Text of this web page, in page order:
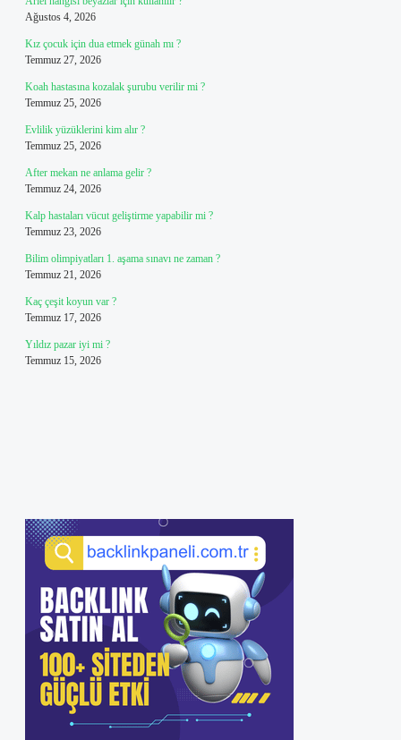
Ağustos 4, 2026
Kız çocuk için dua etmek günah mı ?
Temmuz 27, 2026
Koah hastasına kozalak şurubu verilir mi ?
Temmuz 25, 2026
Evlilik yüzüklerini kim alır ?
Temmuz 25, 2026
After mekan ne anlama gelir ?
Temmuz 24, 2026
Kalp hastaları vücut geliştirme yapabilir mi ?
Temmuz 23, 2026
Bilim olimpiyatları 1. aşama sınavı ne zaman ?
Temmuz 21, 2026
Kaç çeşit koyun var ?
Temmuz 17, 2026
Yıldız pazar iyi mi ?
Temmuz 15, 2026